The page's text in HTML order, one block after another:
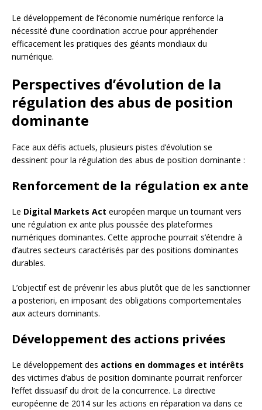
Le développement de l’économie numérique renforce la
nécessité d’une coordination accrue pour appréhender
efficacement les pratiques des géants mondiaux du
numérique.
Perspectives d’évolution de la
régulation des abus de position
dominante
Face aux défis actuels, plusieurs pistes d’évolution se
dessinent pour la régulation des abus de position dominante :
Renforcement de la régulation ex ante
Le Digital Markets Act européen marque un tournant vers
une régulation ex ante plus poussée des plateformes
numériques dominantes. Cette approche pourrait s’étendre à
d’autres secteurs caractérisés par des positions dominantes
durables.
L’objectif est de prévenir les abus plutôt que de les sanctionner
a posteriori, en imposant des obligations comportementales
aux acteurs dominants.
Développement des actions privées
Le développement des actions en dommages et intérêts
des victimes d’abus de position dominante pourrait renforcer
l’effet dissuasif du droit de la concurrence. La directive
européenne de 2014 sur les actions en réparation va dans ce